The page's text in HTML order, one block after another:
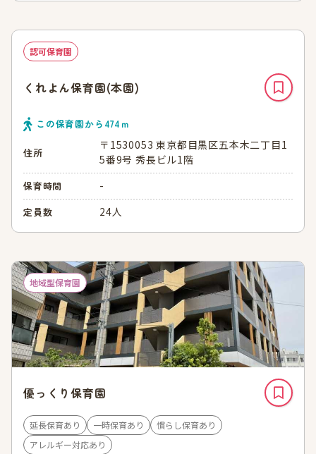
認可保育園
くれよん保育園(本園)
この保育園から 474 ｍ
住所
〒1530053 東京都目黒区五本木二丁目1
5番9号 秀長ビル1階
保育時間 -
定員数 24人
地域型保育園
優っくり保育園
延長保育あり 一時保育あり
慣らし保育あり
アレルギー対応あり